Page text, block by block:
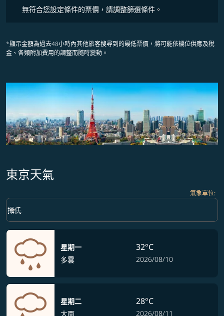
無符合您設定條件的票價，請調整篩選條件。
*顯示金額為過去48小時內其他旅客搜尋到的最低票價，將可能依機位供應及稅
金、各類附加費用的調整而隨時變動。
東京天氣
氣象單位:
Weather unit option 攝氏 Selected
攝氏
keyboard_arrow_down
星期一
多雲
32°C
2026/08/10
星期二
大雨
28°C
2026/08/11